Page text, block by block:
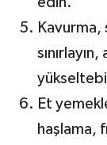
Kavurma,
Et
haşlama,